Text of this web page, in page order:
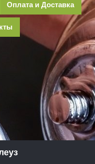
Оплата и Доставка